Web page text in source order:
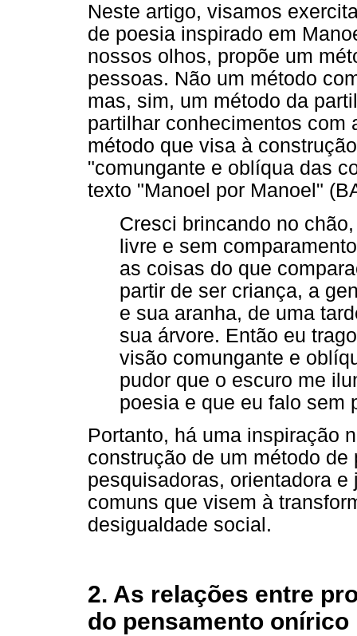
Neste artigo, visamos
de poesia inspirado em
nossos olhos, propõe um
pessoas. Não um método
mas, sim, um método da
partilhar conhecimentos com
método que visa à
"comungante e oblíqua das
texto "Manoel por Manoel"
Cresci brincando no
livre e sem
as coisas do que
partir de ser criança, a
e sua aranha, de uma
sua árvore. Então eu
visão comungante e
pudor que o escuro me
poesia e que eu falo sem
Portanto, há uma inspiração
construção de um método
pesquisadoras, orientadora
comuns que visem à
desigualdade social.
2. As relações entre
do pensamento onírico